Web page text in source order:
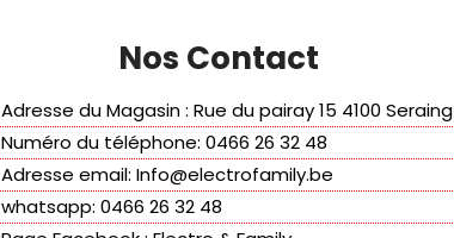
Nos Contact
Adresse du Magasin : Rue du pairay 15 4100 Seraing
Numéro du téléphone: 0466 26 32 48
Adresse email: Info@electrofamily.be
whatsapp: 0466 26 32 48